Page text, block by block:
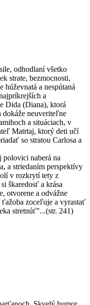
odhodlaní všetko
strate, bezmocnosti,
húževnatá a nespútaná
a
Dida (Diana), ktorá
neuveriteľne
a situáciach, v
Matrtaj, ktorý deti učí
so stratou Carlosa a
polovici naberá na
a striedaním perspektívy
v rozkrytí tety z
škaredosť a krása
otvorene a odvážne
zoceľuje a vyrastať
stretnúť"...(str. 241)